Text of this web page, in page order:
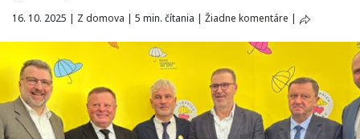
16. 10. 2025 | Z domova | 5 min. čítania | Žiadne komentáre |